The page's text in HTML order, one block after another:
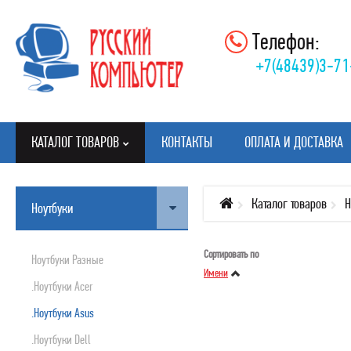
Телефон:
+7(48439)3-
КАТАЛОГ ТОВАРОВ
КАТАЛОГ ТОВАРОВ
НОУТБУКИ
КОМЛЕКТУЮШИЕ
МОНИТОРЫ
КЛАВИАТУРЫ, МЫШИ, КОВРИКИ
КОНТАКТЫ ОПЛАТА И ДОСТАВКА
Ноутбуки
Ноутбуки Разные
.ноутбуки Acer
.ноутбуки Asus
.ноутбуки Dell
Каталог товаров
Сортировать по
Имени